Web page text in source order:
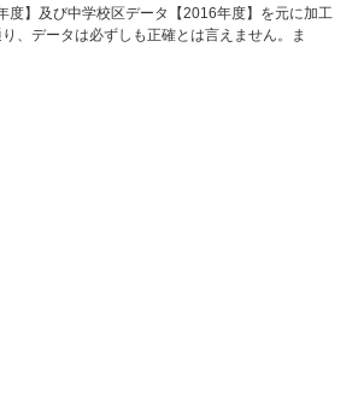
度】及び中学校区データ【2016年度】を元に加工
、データは必ずしも正確とは言えません。ま